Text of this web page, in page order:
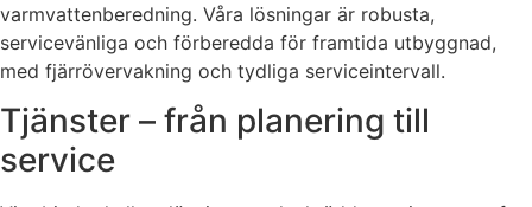
varmvattenberedning. Våra lösningar är robusta,
servicevänliga och förberedda för framtida utbyggnad,
med fjärrövervakning och tydliga serviceintervall.
Tjänster – från planering till
service